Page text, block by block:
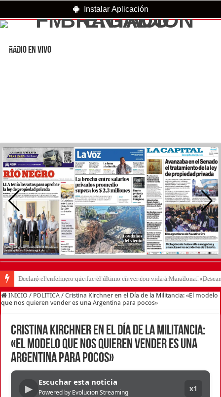
Instalar Aplicación
RADIO EN VIVO
Declaró el enfermero que fue el último en ver con vida a Maradona:
INICIO / POLITICA / Cristina Kirchner en el Día de la Militancia: «El modelo
que nos quieren vender es una Argentina para pocos»
Cristina Kirchner en el Día de la Militancia:
«El modelo que nos quieren vender es una
Argentina para pocos»
▶
Escuchar esta noticia
Powered by Evolucion Streaming x1